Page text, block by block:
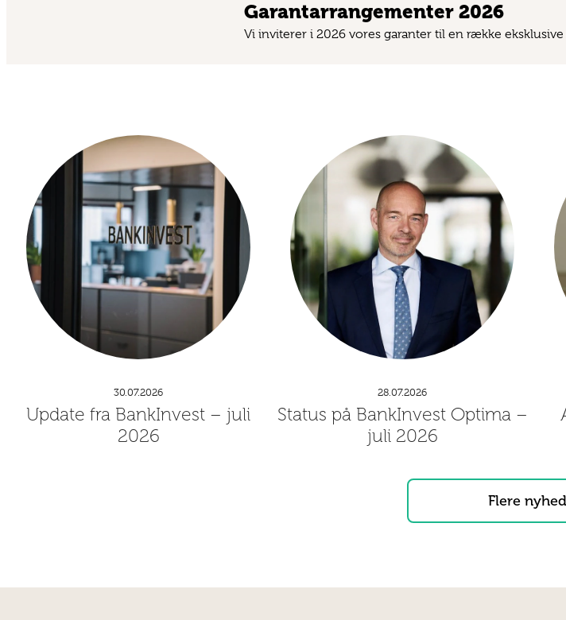
Garant­arrangementer 2026
Vi inviterer i 2026 vores garanter til en række
30.07.2026
Update fra BankInvest – juli
2026
28.07.2026
Status på BankInvest Optima –
juli 2026
Flere